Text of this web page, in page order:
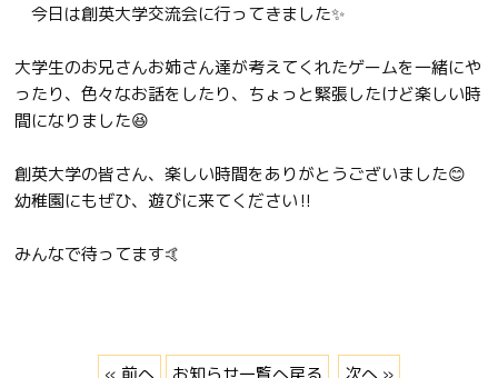
今日は創英大学交流会に行ってきました✨
大学生のお兄さんお姉さん達が考えてくれたゲームを一緒にや
ったり、色々なお話をしたり、ちょっと緊張したけど楽しい時
間になりました😆
創英大学の皆さん、楽しい時間をありがとうございました😊
幼稚園にもぜひ、遊びに来てください‼️
みんなで待ってます🤙